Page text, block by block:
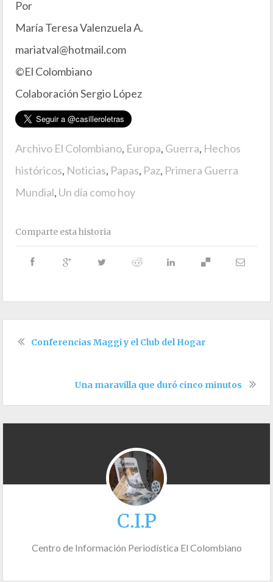
Por
María Teresa Valenzuela A.
mariatval@hotmail.com
©El Colombiano
Colaboración Sergio López
Archivo El Colombiano, Europa, Guerra, Hechos
históricos, Noticias, Papas, Paz, Primera Guerra
Mundial, Un día como hoy
Comparte esta historia
Conferencias Maggi y el Club del Hogar
Una maravilla que duró cinco minutos
C.I.P
Centro de Información Periodística El Colombiano